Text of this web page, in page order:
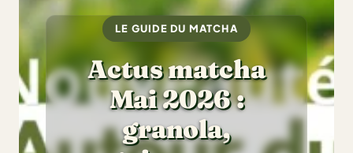
LE GUIDE DU MATCHA
Actus matcha
Mai 2026 :
granola,